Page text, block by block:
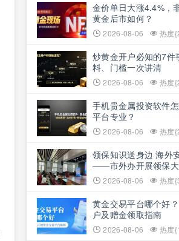
金价单日大涨4.4%，
黄金后市如何？
2026-08-06 热度
炒黄金开户必知的7件
料、门槛一次讲清
2026-08-06 热度
手机贵金属投资软件
平台专业？
2026-08-06 热度
领保知识送身边 海外
——市外办开展领保大
2026-08-06 热度
黄金交易平台哪个好
户及赠金领取指南
2026-08-06 热度